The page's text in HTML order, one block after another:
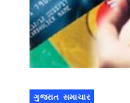
ગુજરાત સમાચાર